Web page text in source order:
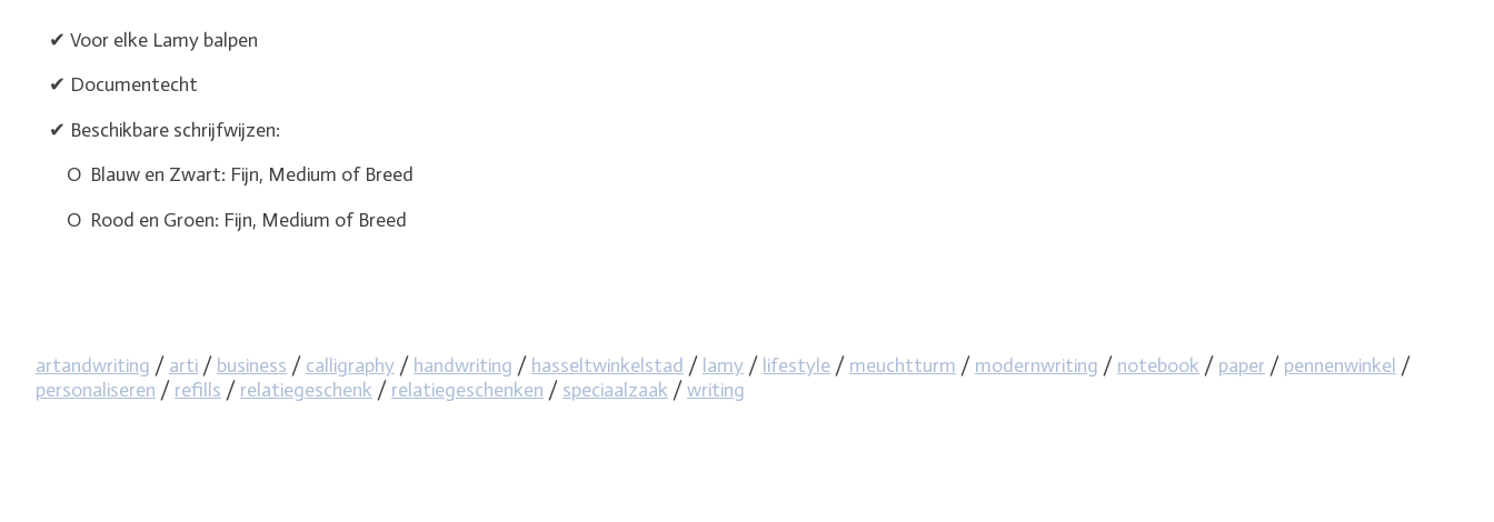
✔ Voor elke Lamy balpen
✔ Documentecht
✔ Beschikbare schrijfwijzen:
O Blauw en Zwart: Fijn, Medium of Breed
O Rood en Groen: Fijn, Medium of Breed
artandwriting / arti / business / calligraphy / handwriting / hasseltwinkelstad / lamy / lifestyle / meuchtturm / modernwriting / notebook / paper / pennenwinkel /
personaliseren / refills / relatiegeschenk / relatiegeschenken / speciaalzaak / writing